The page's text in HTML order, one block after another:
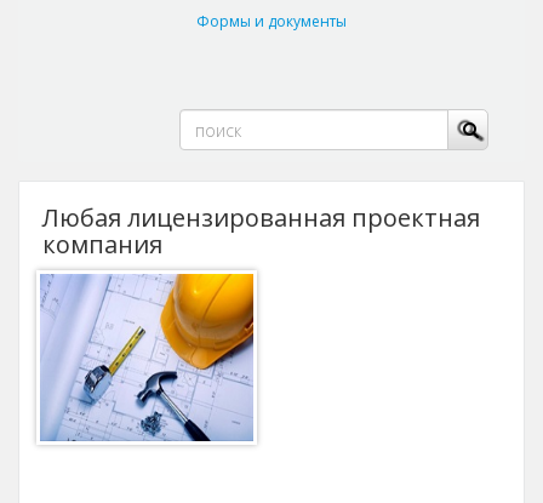
Формы и документы
Любая лицензированная проектная
компания